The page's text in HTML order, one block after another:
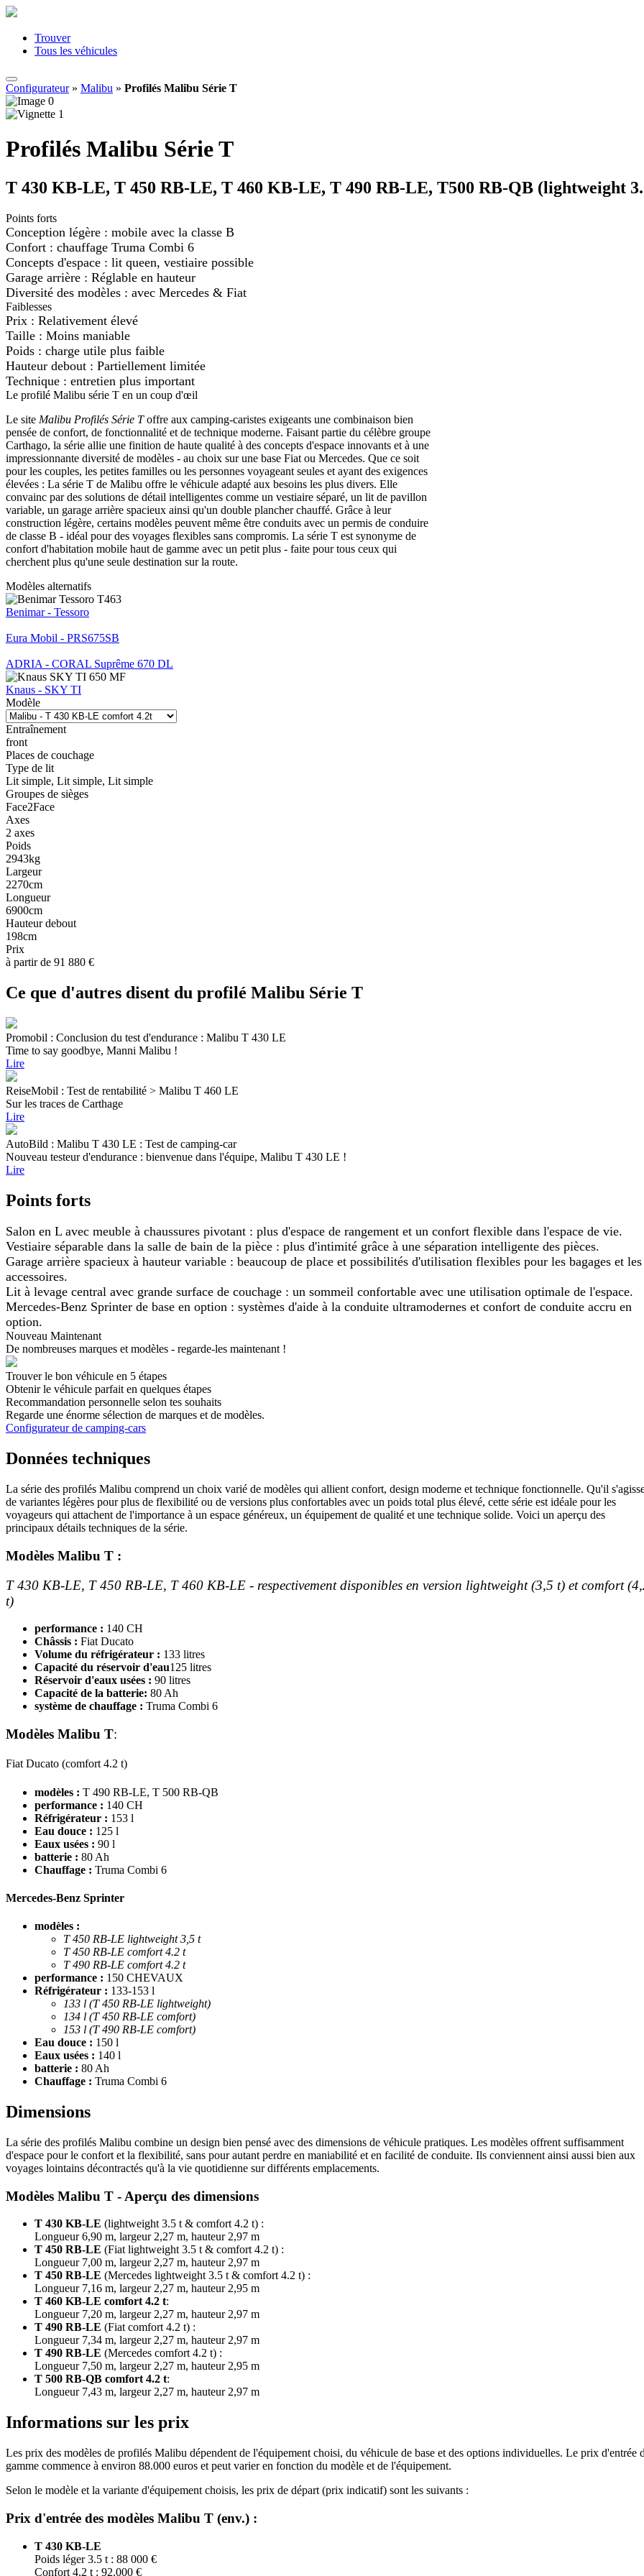
Trouver
Tous les véhicules
Configurateur» Malibu » Profilés Malibu Série T
Profilés Malibu Série T
T 430 KB-LE, T 450 RB-LE, T 460 KB-LE, T 490 RB-LE, T500 RB-QB (lightweight
Points forts
Conception légère : mobile avec la classe B
Confort : chauffage Truma Combi 6
Concepts d'espace : lit queen, vestiaire possible
Garage arrière : Réglable en hauteur
Diversité des modèles : avec Mercedes & Fiat
Faiblesses
Prix : Relativement élevé
Taille : Moins maniable
Poids : charge utile plus faible
Hauteur debout : Partiellement limitée
Technique : entretien plus important
Le profilé Malibu série T en un coup d'œil
Le site Malibu Profilés Série Toffre aux camping-caristes exigeants une combinaison bien
pensée de confort, de fonctionnalité et de technique moderne. Faisant partie du célèbre groupe
Carthago, la série allie une finition de haute qualité à des concepts d'espace innovants et à une
impressionnante diversité de modèles - au choix sur une base Fiat ou Mercedes. Que ce soit
pour les couples, les petites familles ou les personnes voyageant seules et ayant des exigences
élevées : La série T de Malibu offre le véhicule adapté aux besoins les plus divers. Elle
convainc par des solutions de détail intelligentes comme un vestiaire séparé, un lit de pavillon
variable, un garage arrière spacieux ainsi qu'un double plancher chauffé. Grâce à leur
construction légère, certains modèles peuvent même être conduits avec un permis de conduire
de classe B - idéal pour des voyages flexibles sans compromis. La série T est synonyme de
confort d'habitation mobile haut de gamme avec un petit plus - faite pour tous ceux qui
cherchent plus qu'une seule destination sur la route.
Modèles alternatifs
Benimar - Tessoro
Eura Mobil - PRS675SB
ADRIA - CORAL Suprême 670 DL
Knaus - SKY TI
Modèle
Entraînement
front
Places de couchage
Type de lit
Lit simple, Lit simple, Lit simple
Groupes de sièges
Face2Face
Axes
2 axes
Poids
2943kg
Largeur
2270cm
Longueur
6900cm
Hauteur debout
198cm
Prix
à partir de 91 880 €
Ce que d'autres disent du profilé Malibu Série T
Promobil : Conclusion du test d'endurance : Malibu T 430 LE
Time to say goodbye, Manni Malibu !
Lire
ReiseMobil : Test de rentabilité > Malibu T 460 LE
Sur les traces de Carthage
Lire
AutoBild : Malibu T 430 LE : Test de camping-car
Nouveau testeur d'endurance : bienvenue dans l'équipe, Malibu T 430 LE !
Lire
Points forts
Salon en L avec meuble à chaussures pivotant : plus d'espace de rangement et un confort flexible dans l'espace de vie.
Vestiaire séparable dans la salle de bain de la pièce : plus d'intimité grâce à une séparation intelligente des pièces.
Garage arrière spacieux à hauteur variable : beaucoup de place et possibilités d'utilisation flexibles pour les bagages et les
accessoires.
Lit à levage central avec grande surface de couchage : un sommeil confortable avec une utilisation optimale de l'espace.
Mercedes-Benz Sprinter de base en option : systèmes d'aide à la conduite ultramodernes et confort de conduite accru en
option.
Nouveau Maintenant
De nombreuses marques et modèles - regarde-les maintenant !
Trouver le bon véhicule en 5 étapes
Obtenir le véhicule parfait en quelques étapes
Recommandation personnelle selon tes souhaits
Regarde une énorme sélection de marques et de modèles.
Configurateur de camping-cars
Données techniques
La série des profilés Malibu comprend un choix varié de modèles qui allient confort, design moderne et technique fonctionnelle. Qu'il
de variantes légères pour plus de flexibilité ou de versions plus confortables avec un poids total plus élevé, cette série est idéale pour les
voyageurs qui attachent de l'importance à un espace généreux, un équipement de qualité et une technique solide. Voici un aperçu des
principaux détails techniques de la série.
Modèles Malibu T :
T 430 KB-LE, T 450 RB-LE, T 460 KB-LE - respectivement disponibles en version lightweight (3,5 t) et comfort
t)
performance : 140 CH
Châssis : Fiat Ducato
Volume du réfrigérateur : 133 litres
Capacité du réservoir d'eau125 litres
Réservoir d'eaux usées : 90 litres
Capacité de la batterie: 80 Ah
système de chauffage : Truma Combi 6
Modèles Malibu T:
Fiat Ducato (comfort 4.2 t)
modèles : T 490 RB-LE, T 500 RB-QB
performance : 140 CH
Réfrigérateur : 153 l
Eau douce : 125 l
Eaux usées : 90 l
batterie : 80 Ah
Chauffage : Truma Combi 6
Mercedes-Benz Sprinter
modèles :
T 450 RB-LE lightweight 3,5 t
T 450 RB-LE comfort 4.2 t
T 490 RB-LE comfort 4.2 t
performance : 150 CHEVAUX
Réfrigérateur : 133-153 l
133 l (T 450 RB-LE lightweight)
134 l (T 450 RB-LE comfort)
153 l (T 490 RB-LE comfort)
Eau douce : 150 l
Eaux usées : 140 l
batterie : 80 Ah
Chauffage : Truma Combi 6
Dimensions
La série des profilés Malibu combine un design bien pensé avec des dimensions de véhicule pratiques. Les modèles offrent suffisamment
d'espace pour le confort et la flexibilité, sans pour autant perdre en maniabilité et en facilité de conduite. Ils conviennent ainsi aussi bien aux
voyages lointains décontractés qu'à la vie quotidienne sur différents emplacements.
Modèles Malibu T - Aperçu des dimensions
T 430 KB-LE (lightweight 3.5 t & comfort 4.2 t) :
Longueur 6,90 m, largeur 2,27 m, hauteur 2,97 m
T 450 RB-LE (Fiat lightweight 3.5 t & comfort 4.2 t) :
Longueur 7,00 m, largeur 2,27 m, hauteur 2,97 m
T 450 RB-LE (Mercedes lightweight 3.5 t & comfort 4.2 t) :
Longueur 7,16 m, largeur 2,27 m, hauteur 2,95 m
T 460 KB-LE comfort 4.2 t:
Longueur 7,20 m, largeur 2,27 m, hauteur 2,97 m
T 490 RB-LE (Fiat comfort 4.2 t) :
Longueur 7,34 m, largeur 2,27 m, hauteur 2,97 m
T 490 RB-LE (Mercedes comfort 4.2 t) :
Longueur 7,50 m, largeur 2,27 m, hauteur 2,95 m
T 500 RB-QB comfort 4.2 t:
Longueur 7,43 m, largeur 2,27 m, hauteur 2,97 m
Informations sur les prix
Les prix des modèles de profilés Malibu dépendent de l'équipement choisi, du véhicule de base et des options individuelles. Le prix d'entrée
gamme commence à environ 88.000 euros et peut varier en fonction du modèle et de l'équipement.
Selon le modèle et la variante d'équipement choisis, les prix de départ (prix indicatif) sont les suivants :
Prix d'entrée des modèles Malibu T (env.) :
T 430 KB-LE
Poids léger 3.5 t : 88 000 €
Confort 4.2 t : 92.000 €